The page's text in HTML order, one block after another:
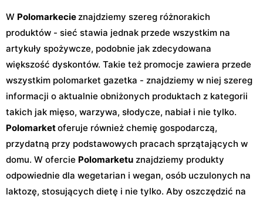
W Polomarkecieznajdziemy szereg różnorakich
produktów - sieć stawia jednak przede wszystkim na
artykuły spożywcze, podobnie jak zdecydowana
większość dyskontów. Takie też promocje zawiera przede
wszystkim polomarket gazetka - znajdziemy w niej szereg
informacji o aktualnie obniżonych produktach z kategorii
takich jak mięso, warzywa, słodycze, nabiał i nie tylko.
Polomarketoferuje również chemię gospodarczą,
przydatną przy podstawowych pracach sprzątających w
domu. W ofercie Polomarketu znajdziemy produkty
odpowiednie dla wegetarian i wegan, osób uczulonych na
laktozę, stosujących dietę i nie tylko. Aby oszczędzić na